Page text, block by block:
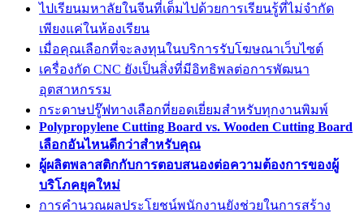
ไปเรียนมหาลัยในจีนที่เต็มไปด้วยการเรียนรู้ที่ไม่จำกัด
เพียงแค่ในห้องเรียน
เมื่อคุณเลือกที่จะลงทุนในบริการรับโฆษณาเว็บไซต์
เครื่องกัด CNC ยังเป็นสิ่งที่มีอิทธิพลต่อการพัฒนา
อุตสาหกรรม
กระดาษปรู๊ฟทางเลือกที่ยอดเยี่ยมสำหรับทุกงานพิมพ์
Polypropylene Cutting Board vs. Wooden Cutting Board
เลือกอันไหนดีกว่าสำหรับคุณ
ผู้ผลิตพลาสติกกับการตอบสนองต่อความต้องการของผู้
บริโภคยุคใหม่
การคำนวณผลประโยชน์พนักงานยังช่วยในการสร้าง